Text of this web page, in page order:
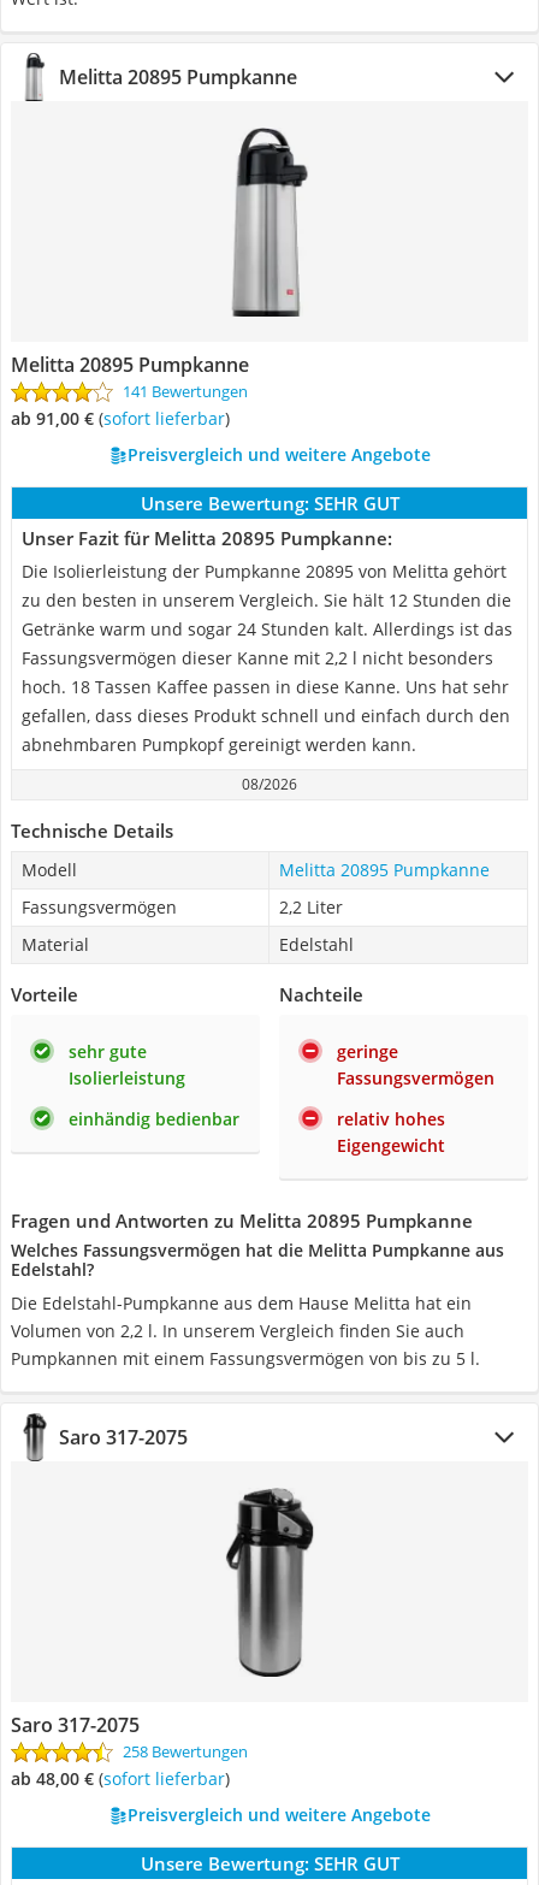
Melitta 20895 Pumpkanne
Melitta 20895 Pumpkanne
141 Bewertungen
ab 91,00 € ( Sofort lieferbar)
Preisvergleich und weitere Angebote
Unsere Bewertung: SEHR GUT
Unser Fazit für Melitta 20895 Pumpkanne:
Die Isolierleistung der Pumpkanne 20895 von Melitta gehört
zu den besten in unserem Vergleich. Sie hält 12 Stunden die
Getränke warm und sogar 24 Stunden kalt. Allerdings ist das
Fassungsvermögen dieser Kanne mit 2,2 l nicht besonders
hoch. 18 Tassen Kaffee passen in diese Kanne. Uns hat sehr
gefallen, dass dieses Produkt schnell und einfach durch den
abnehmbaren Pumpkopf gereinigt werden kann.
08/2026
Technische Details
Modell
Melitta 20895 Pumpkanne
Fassungsvermögen
2,2 Liter
Material
Edelstahl
Vorteile
sehr gute
Isolierleistung
einhändig bedienbar
Nachteile
geringe
Fassungsvermögen
relativ hohes
Eigengewicht
Fragen und Antworten zu Melitta 20895 Pumpkanne
Welches Fassungsvermögen hat die Melitta Pumpkanne aus
Edelstahl?
Die Edelstahl-Pumpkanne aus dem Hause Melitta hat ein
Volumen von 2,2 l. In unserem Vergleich finden Sie auch
Pumpkannen mit einem Fassungsvermögen von bis zu 5 l.
Saro 317-2075
Saro 317-2075
258 Bewertungen
ab 48,00 € ( Sofort lieferbar)
Preisvergleich und weitere Angebote
Unsere Bewertung: SEHR GUT